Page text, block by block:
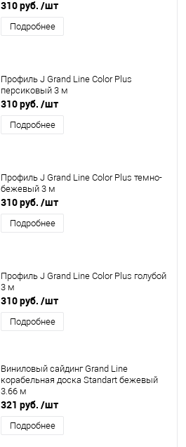
310 руб. /шт
Подробнее
Профиль J Grand Line Color Plus
персиковый 3 м
310 руб. /шт
Подробнее
Профиль J Grand Line Color Plus темно-
бежевый 3 м
310 руб. /шт
Подробнее
Профиль J Grand Line Color Plus голубой
3 м
310 руб. /шт
Подробнее
Виниловый сайдинг Grand Line
корабельная доска Standart бежевый
3.66 м
321 руб. /шт
Подробнее